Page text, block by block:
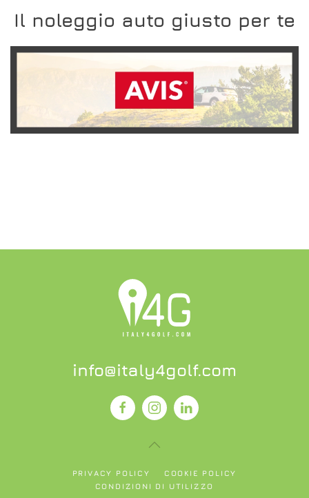
Il noleggio auto giusto per te
SCOPRI L'OFFERTA
info@italy4golf.com
PRIVACY POLICY
COOKIE POLICY
CONDIZIONI DI UTILIZZO